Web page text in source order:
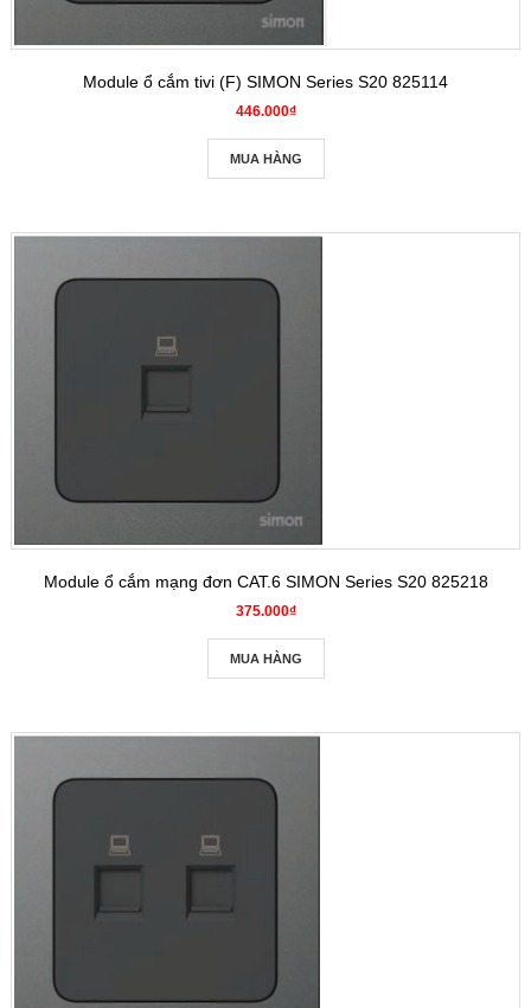
Module ổ cắm tivi (F) SIMON Series S20 825114
446.000₫
MUA HÀNG
Module ổ cắm mạng đơn CAT.6 SIMON Series S20 825218
375.000₫
MUA HÀNG